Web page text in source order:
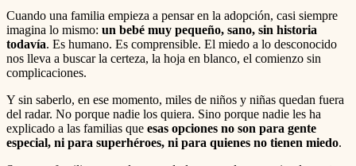
Cuando una familia empieza a pensar en la adopción, casi siempre
imagina lo mismo: un bebé muy pequeño, sano, sin historia
todavía. Es humano. Es comprensible. El miedo a lo desconocido
nos lleva a buscar la certeza, la hoja en blanco, el comienzo sin
complicaciones.
Y sin saberlo, en ese momento, miles de niños y niñas quedan fuera
del radar. No porque nadie los quiera. Sino porque nadie les ha
explicado a las familias que esas opciones no son para gente
especial, ni para superhéroes, ni para quienes no tienen miedo.